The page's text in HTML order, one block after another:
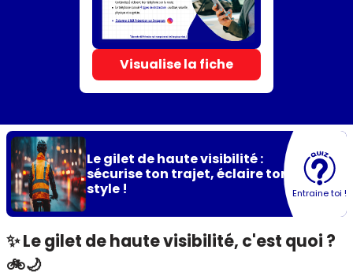
Visualise la fiche
Le gilet de haute visibilité :
sécurise ton trajet, éclaire ton
style !
Entraine toi !
✨ Le gilet de haute visibilité, c'est quoi ?
🚲🌙